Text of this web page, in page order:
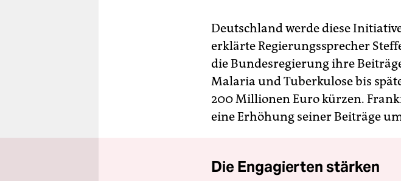
Deutschland werde diese
erklärte Regierungssprecher
die Bundesregierung ihre
Malaria und Tuberkulose bis
200 Millionen Euro kürzen.
eine Erhöhung seiner Beiträge
Die Engagierten stärken